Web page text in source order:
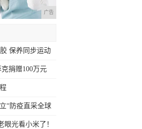
广告
保养同步运动
捐赠100万元
“防疫直采全球
光看小米了！